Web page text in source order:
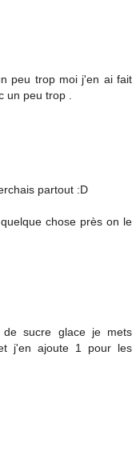
peu trop moi j'en ai fait
un peu trop .
partout :D
chose près on le
sucre glace je mets
j'en ajoute 1 pour les